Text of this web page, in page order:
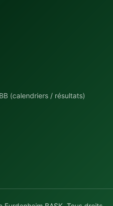
(calendriers / résultats)